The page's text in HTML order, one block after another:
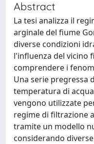
Abstract
La tesi analizza il
arginale del fiume
diverse condizioni
l'influenza del vicino
comprendere i
Una serie pregressa
temperatura di
vengono utilizzate
regime di filtrazione
tramite un modello
considerando